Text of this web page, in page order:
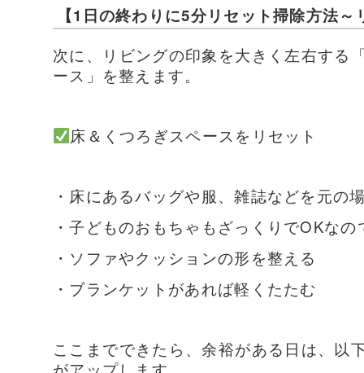
【1日の終わりに5分リセット掃除方法
次に、リビングの印象を大きく左右する
ース」を整えます。
床＆くつろぎスペースをリセット
・床にあるバッグや服、雑誌などを元の
・子どものおもちゃもざっくりでOKな
・ソファやクッションの形を整える
・ブランケットがあれば軽くたたむ
ここまでできたら、余裕がある日は、以